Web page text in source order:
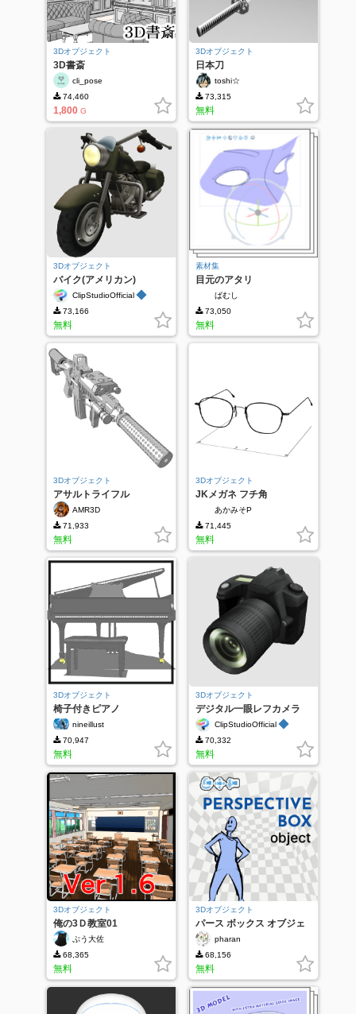
3Dオブジェクト
3D書斎
cli_pose
74,460
1,800 G
3Dオブジェクト
日本刀
toshi☆
73,315
無料
3Dオブジェクト
バイク(アメリカン)
ClipStudioOfficial ◆
73,166
無料
素材集
目元のアタリ
ばむし
73,050
無料
3Dオブジェクト
アサルトライフル
AMR3D
71,933
無料
3Dオブジェクト
JKメガネ フチ角
あかみそP
71,445
無料
3Dオブジェクト
椅子付きピアノ
nineillust
70,947
無料
3Dオブジェクト
デジタル一眼レフカメラ
ClipStudioOfficial ◆
70,332
無料
3Dオブジェクト
俺の3Ｄ教室01
ぷう大佐
68,365
無料
3Dオブジェクト
パース ボックス オブジェ
クト
pharan
68,156
無料